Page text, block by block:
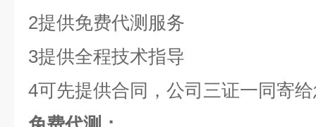
2提供免费代测服务
3提供全程技术指导
4可先提供合同，公司三证一同寄